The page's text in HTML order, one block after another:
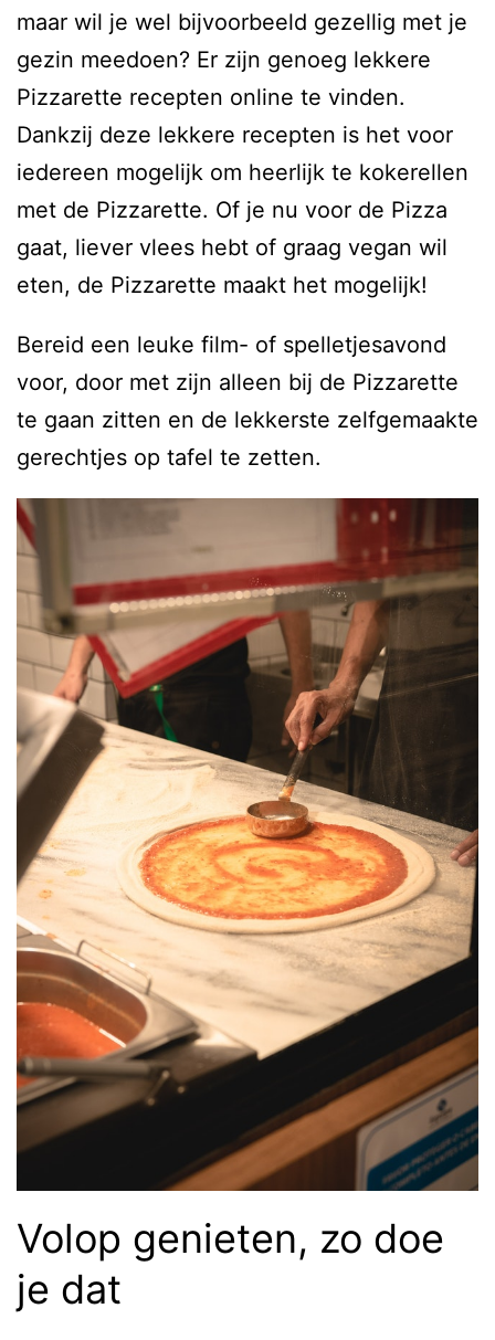
maar wil je wel bijvoorbeeld gezellig met je
gezin meedoen? Er zijn genoeg lekkere
Pizzarette recepten online te vinden.
Dankzij deze lekkere recepten is het voor
iedereen mogelijk om heerlijk te kokerellen
met de Pizzarette. Of je nu voor de Pizza
gaat, liever vlees hebt of graag vegan wil
eten, de Pizzarette maakt het mogelijk!
Bereid een leuke film- of spelletjesavond
voor, door met zijn alleen bij de Pizzarette
te gaan zitten en de lekkerste zelfgemaakte
gerechtjes op tafel te zetten.
Volop genieten, zo doe
je dat